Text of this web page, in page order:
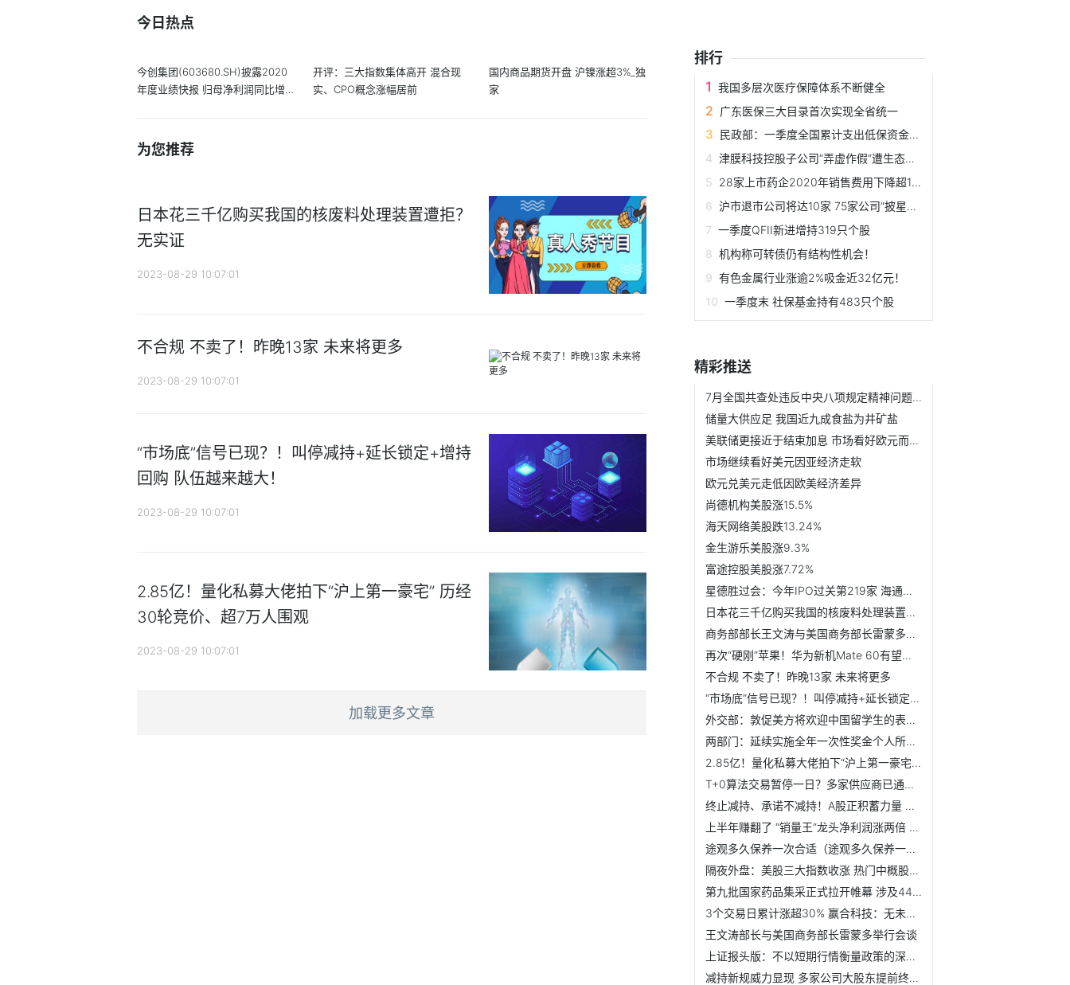
今日热点
今创集团(603680.SH)披露2020
年度业绩快报 归母净利润同比增
开评：三大指数集体高开 混合现
实、CPO概念涨幅居前
国内商品期货开盘 沪镍涨超3%_独
家
为您推荐
日本花三千亿购买我国的核废料处理装置遭拒？
无实证
2023-08-29 10:07:01
不合规 不卖了！昨晚13家 未来将更多
2023-08-29 10:07:01
“市场底”信号已现？！叫停减持+延长锁定+增持
回购 队伍越来越大！
2023-08-29 10:07:01
2.85亿！量化私募大佬拍下“沪上第一豪宅” 历经
30轮竞价、超7万人围观
2023-08-29 10:07:01
加载更多文章
排行
我国多层次医疗保障体系不断健全
广东医保三大目录首次实现全省统一
民政部：一季度全国累计支出低保资金约461.9亿元
津膜科技控股子公司“弄虚作假”遭生态环境部点名
28家上市药企2020年销售费用下降超10%
沪市退市公司将达10家 75家公司“披星戴帽”
一季度QFII新进增持319只个股
机构称可转债仍有结构性机会！
有色金属行业涨逾2%吸金近32亿元！
一季度末 社保基金持有483只个股
精彩推送
7月全国共查处违反中央八项规定精神问题8157起
储量大供应足 我国近九成食盐为井矿盐
美联储更接近于结束加息 市场看好欧元而非美元
市场继续看好美元因亚经济走软
欧元兑美元走低因欧美经济差异
尚德机构美股涨15.5%
海天网络美股跌13.24%
金生游乐美股涨9.3%
富途控股美股涨7.72%
星德胜过会：今年IPO过关第219家 海通证券过15.5单
日本花三千亿购买我国的核废料处理装置遭拒？无实证
商务部部长王文涛与美国商务部长雷蒙多举行会谈
再次“硬刚”苹果！华为新机Mate 60有望开始预热
不合规 不卖了！昨晚13家 未来将更多
“市场底”信号已现？！叫停减持+延长锁定+增持回购 队伍越...
外交部：敦促美方将欢迎中国留学生的表态落到实处
两部门：延续实施全年一次性奖金个人所得税政策
2.85亿！量化私募大佬拍下“沪上第一豪宅” 历经30轮竞价、...
T+0算法交易暂停一日？多家供应商已通知今起恢复
终止减持、承诺不减持！A股正积蓄力量 增持、回购大军仍在扩容
上半年赚翻了 “销量王”龙头净利润涨两倍 一众新能源车企...
途观多久保养一次合适（途观多久保养一次？）
隔夜外盘：美股三大指数收涨 热门中概股普涨 “越南特斯拉...
第九批国家药品集采正式拉开帷幕 涉及44个品种195个品规
3个交易日累计涨超30% 赢合科技：无未披露重大事项
王文涛部长与美国商务部长雷蒙多举行会谈
上证报头版：不以短期行情衡量政策的深层次影响
减持新规威力显现 多家公司大股东提前终止减持计划